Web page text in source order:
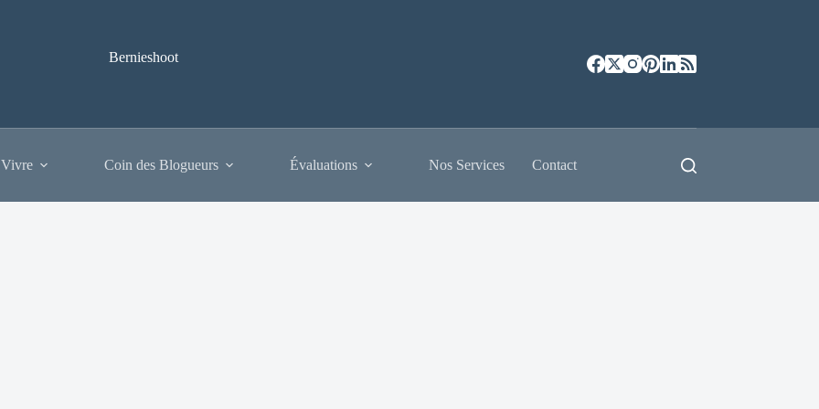
Bernieshoot
Coin des Blogueurs Évaluations Nos Services Contact